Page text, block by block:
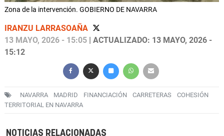
Zona de la intervención. GOBIERNO DE NAVARRA
IRANZU LARRASOAÑA
13 MAYO, 2026 - 15:05 | ACTUALIZADO: 13 MAYO, 2026 -
15:12
NAVARRA MADRID FINANCIACIÓN CARRETERAS
COHESIÓN
TERRITORIAL EN NAVARRA
NOTICIAS RELACIONADAS